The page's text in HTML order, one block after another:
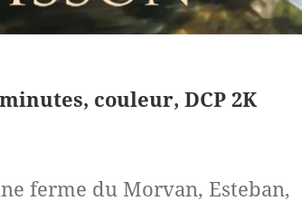
minutes, couleur, DCP 2K
ferme du Morvan, Esteban,